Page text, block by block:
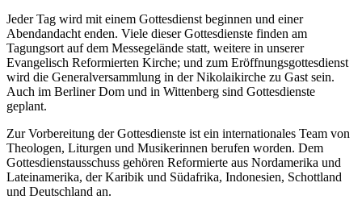
Jeder Tag wird mit einem Gottesdienst beginnen und einer
Abendandacht enden. Viele dieser Gottesdienste finden am
Tagungsort auf dem Messegelände statt, weitere in unserer
Evangelisch Reformierten Kirche; und zum Eröffnungsgottesdienst
wird die Generalversammlung in der Nikolaikirche zu Gast sein.
Auch im Berliner Dom und in Wittenberg sind Gottesdienste
geplant.
Zur Vorbereitung der Gottesdienste ist ein internationales Team von
Theologen, Liturgen und Musikerinnen berufen worden. Dem
Gottesdienstausschuss gehören Reformierte aus Nordamerika und
Lateinamerika, der Karibik und Südafrika, Indonesien, Schottland
und Deutschland an.